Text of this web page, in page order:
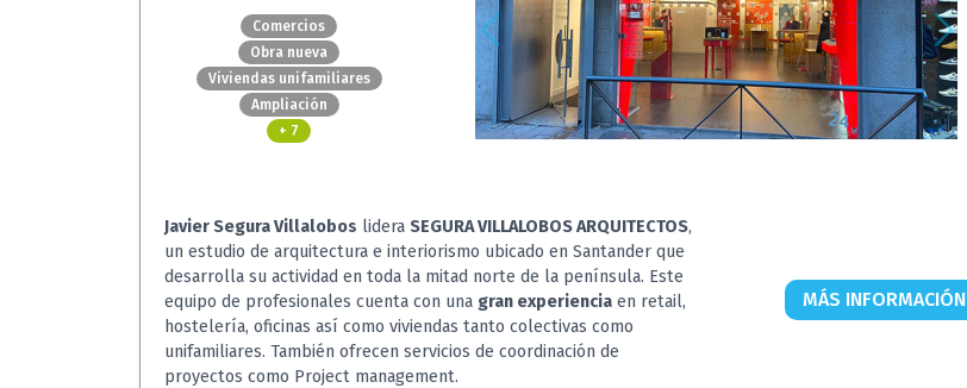
Comercios
Obra nueva
Viviendas unifamiliares
Ampliación
+ 7
Javier Segura Villalobos lidera SEGURA VILLALOBOS ARQUITECTOS,
un estudio de arquitectura e interiorismo ubicado en Santander que
desarrolla su actividad en toda la mitad norte de la península. Este
equipo de profesionales cuenta con una gran experiencia en retail,
hostelería, oficinas así como viviendas tanto colectivas como
unifamiliares. También ofrecen servicios de coordinación de
proyectos como Project management.
MÁS INFORMACIÓN